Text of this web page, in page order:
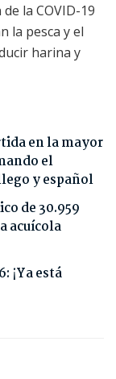
la COVID-19
la pesca y el
harina y
en la mayor
el
y español
de 30.959
acuícola
¡Ya está